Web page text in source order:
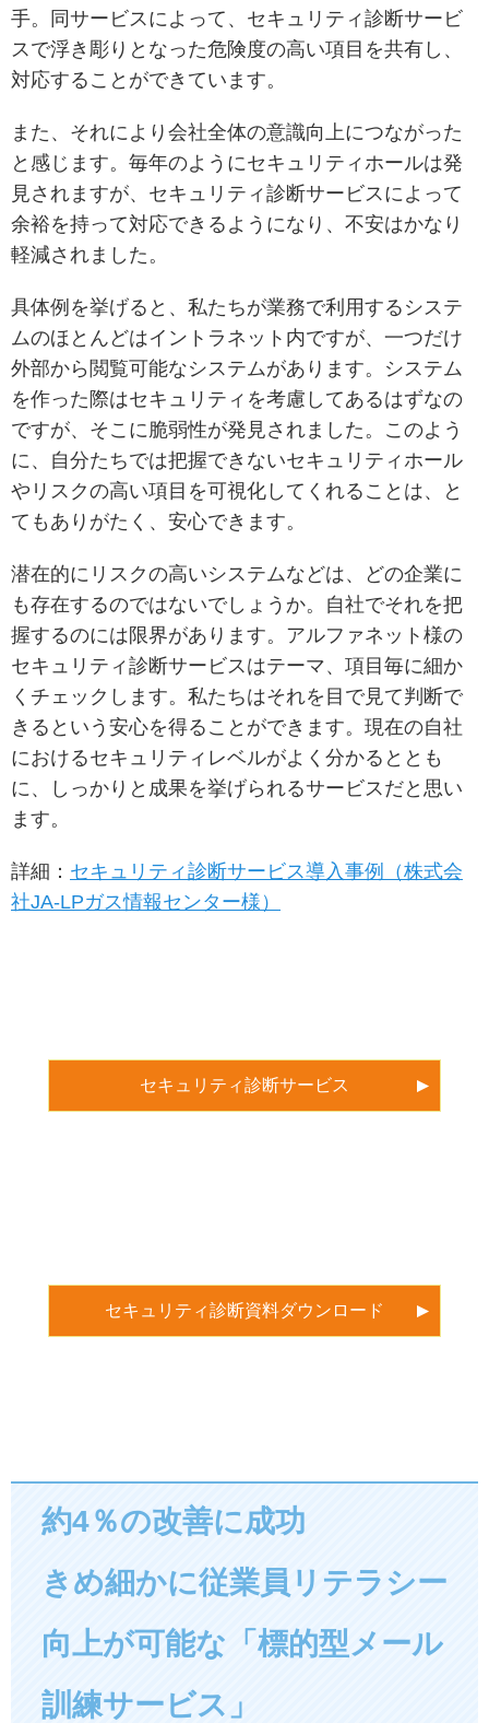
手。同サービスによって、セキュリティ診断サービ
スで浮き彫りとなった危険度の高い項目を共有し、
対応することができています。
また、それにより会社全体の意識向上につながった
と感じます。毎年のようにセキュリティホールは発
見されますが、セキュリティ診断サービスによって
余裕を持って対応できるようになり、不安はかなり
軽減されました。
具体例を挙げると、私たちが業務で利用するシステ
ムのほとんどはイントラネット内ですが、一つだけ
外部から閲覧可能なシステムがあります。システム
を作った際はセキュリティを考慮してあるはずなの
ですが、そこに脆弱性が発見されました。このよう
に、自分たちでは把握できないセキュリティホール
やリスクの高い項目を可視化してくれることは、と
てもありがたく、安心できます。
潜在的にリスクの高いシステムなどは、どの企業に
も存在するのではないでしょうか。自社でそれを把
握するのには限界があります。アルファネット様の
セキュリティ診断サービスはテーマ、項目毎に細か
くチェックします。私たちはそれを目で見て判断で
きるという安心を得ることができます。現在の自社
におけるセキュリティレベルがよく分かるととも
に、しっかりと成果を挙げられるサービスだと思い
ます。
詳細： セキュリティ診断サービス導入事例（株式会
社JA-LPガス情報センター様）
セキュリティ診断サービス
セキュリティ診断資料ダウンロード
約4％の改善に成功
きめ細かに従業員リテラシー
向上が可能な「標的型メール
訓練サービス」